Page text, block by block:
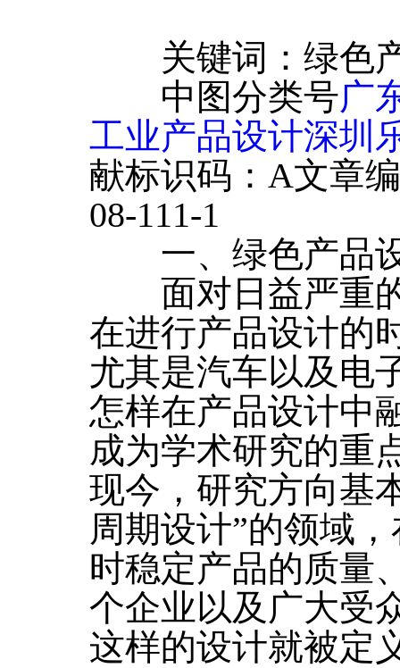
关键词：绿色
中图分类号广
工业产品设计深圳
献标识码：A文章
08-111-1
一、绿色产品
面对日益严重的
在进行产品设计的
尤其是汽车以及电
怎样在产品设计中
成为学术研究的重
现今，研究方向基
周期设计”的领域
时稳定产品的质量
个企业以及广大受
这样的设计就被定